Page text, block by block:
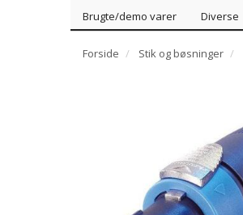
Brugte/demo varer
Diverse
Forside Stik og bøsninger